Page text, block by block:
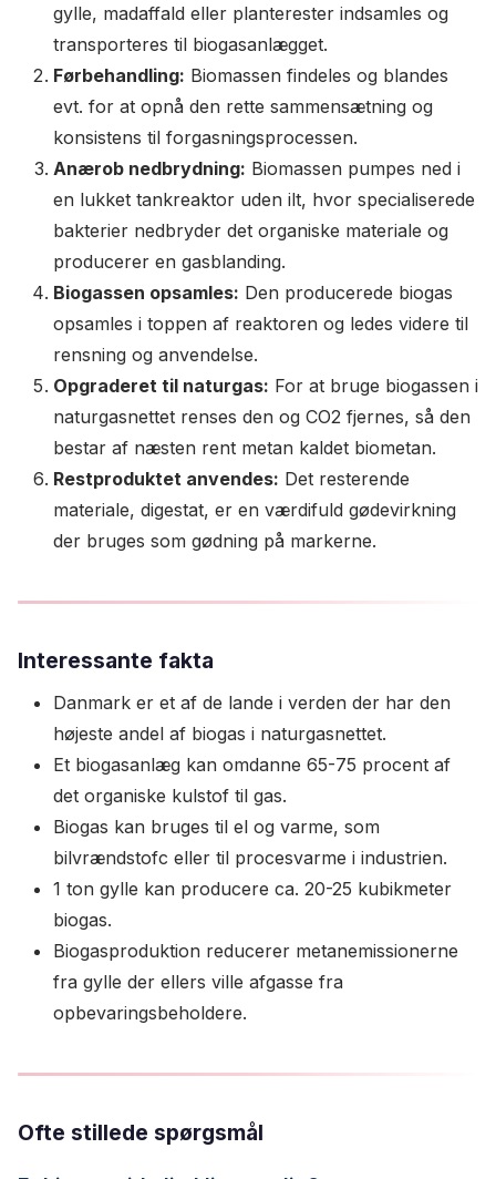
gylle, madaffald eller planterester indsamles og
transporteres til biogasanlægget.
Førbehandling: Biomassen findeles og blandes
evt. for at opnå den rette sammensætning og
konsistens til forgasningsprocessen.
Anærob nedbrydning: Biomassen pumpes ned i
en lukket tankreaktor uden ilt, hvor specialiserede
bakterier nedbryder det organiske materiale og
producerer en gasblanding.
Biogassen opsamles: Den producerede biogas
opsamles i toppen af reaktoren og ledes videre til
rensning og anvendelse.
Opgraderet til naturgas: For at bruge biogassen i
naturgasnettet renses den og CO2 fjernes, så den
bestar af næsten rent metan kaldet biometan.
Restproduktet anvendes: Det resterende
materiale, digestat, er en værdifuld gødevirkning
der bruges som gødning på markerne.
Interessante fakta
Danmark er et af de lande i verden der har den
højeste andel af biogas i naturgasnettet.
Et biogasanlæg kan omdanne 65-75 procent af
det organiske kulstof til gas.
Biogas kan bruges til el og varme, som
bilvrændstofc eller til procesvarme i industrien.
1 ton gylle kan producere ca. 20-25 kubikmeter
biogas.
Biogasproduktion reducerer metanemissionerne
fra gylle der ellers ville afgasse fra
opbevaringsbeholdere.
Ofte stillede spørgsmål